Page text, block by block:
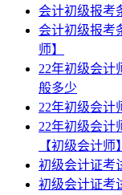
会计初级报考
会计初级报考
师】
22年初级会计
般多少
22年初级会计
22年初级会计
【初级会计师】
初级会计证考
初级会计证考